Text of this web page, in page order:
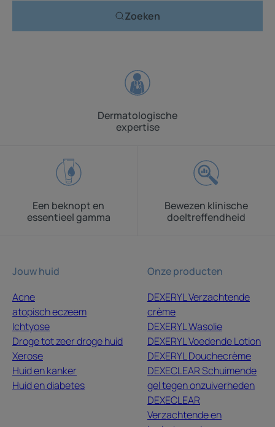
Zoeken
Dermatologische
expertise
Een beknopt en
essentieel gamma
Bewezen klinische
doeltreffendheid
Jouw huid
Acne
atopisch eczeem
Ichtyose
Droge tot zeer droge huid
Xerose
Huid en kanker
Huid en diabetes
Onze producten
DEXERYL Verzachtende
crème
DEXERYL Wasolie
DEXERYL Voedende Lotion
DEXERYL Douchecrème
DEXECLEAR Schuimende
gel tegen onzuiverheden
DEXECLEAR
Verzachtende en